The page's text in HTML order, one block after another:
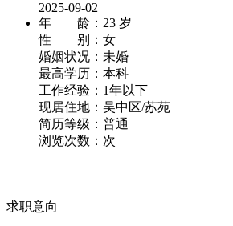
2025-09-02
年 龄： 23 岁
性 别： 女
婚姻状况： 未婚
最高学历： 本科
工作经验： 1年以下
现居住地： 吴中区/苏苑
简历等级： 普通
浏览次数： 次
求职意向